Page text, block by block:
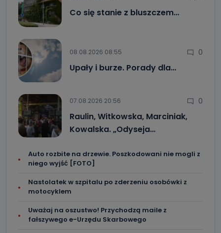
Co się stanie z bluszczem…
08.08.2026 08:55 0
Upały i burze. Porady dla…
07.08.2026 20:56 0
Raulin, Witkowska, Marciniak,
Kowalska. „Odyseja…
Auto rozbite na drzewie. Poszkodowani nie mogli z
niego wyjść [FOTO]
Nastolatek w szpitalu po zderzeniu osobówki z
motocyklem
Uważaj na oszustwo! Przychodzą maile z
fałszywego e-Urzędu Skarbowego